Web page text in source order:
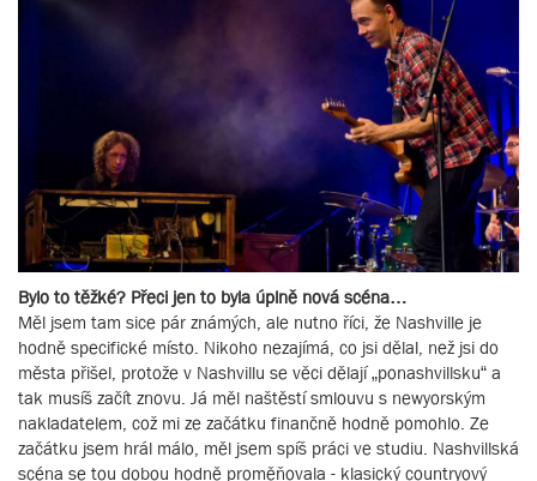
Bylo to těžké? Přeci jen to byla úplně nová scéna…
Měl jsem tam sice pár známých, ale nutno říci, že Nashville je
hodně specifické místo. Nikoho nezajímá, co jsi dělal, než jsi do
města přišel, protože v Nashvillu se věci dělají „ponashvillsku“ a
tak musíš začít znovu. Já měl naštěstí smlouvu s newyorským
nakladatelem, což mi ze začátku finančně hodně pomohlo. Ze
začátku jsem hrál málo, měl jsem spíš práci ve studiu. Nashvillská
scéna se tou dobou hodně proměňovala - klasický countryový